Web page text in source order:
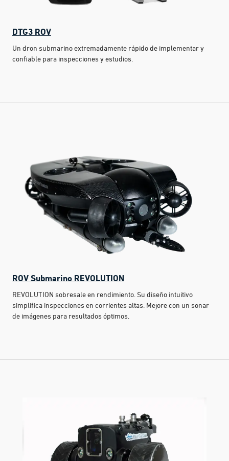
DTG3 ROV
Un dron submarino extremadamente rápido de implementar y
confiable para inspecciones y estudios.
ROV Submarino REVOLUTION
REVOLUTION sobresale en rendimiento. Su diseño intuitivo
simplifica inspecciones en corrientes altas. Mejore con un sonar
de imágenes para resultados óptimos.